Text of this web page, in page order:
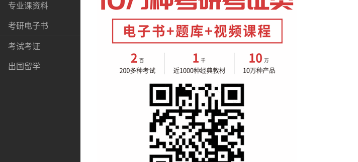
专业课资料
考研电子书
考试考证
出国留学